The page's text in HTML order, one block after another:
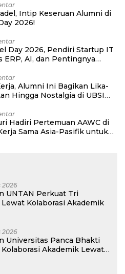
Intip Keseruan Alumni di
2026!
Day 2026, Pendiri Startup IT
ERP, AI, dan Pentingnya
Alumni Ini Bagikan Lika-
Hingga Nostalgia di UBSI
di
Sama Asia-Pasifik untuk
2026
UNTAN Perkuat Tri
Kolaborasi Akademik
2026
Universitas Panca Bhakti
Akademik Lewat